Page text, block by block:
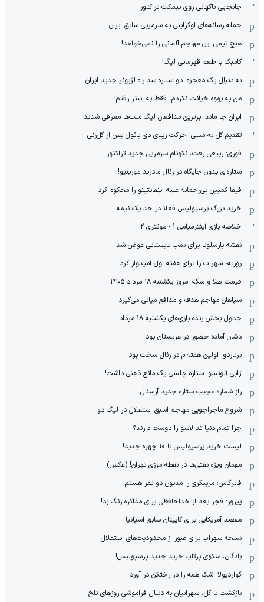
جابجایی ناگهانی روی نیمکت تراکتور
حمله رسانه‌های اوکراینی به سرمربی سابق ایران
هیچ‌ تیمی این مهاجم آلمانی را نمی‌خواهد!
کامبک با طعم قهرمانی لیگ!
به دنبال یک معجزه: دو ستاره سد راه لژیونر جدید ایران
من به یووه خیانت نکردم، فقط به اینتر رفتم!
ایران جا ماند: برترین مدافعان لیگ ملت‌ها معرفی شدند
تقدیم گل به مسی؛ حرکت زیبای دی پائول پس از گل‌زنی
فوری: ربیعی رفت، نکونام سرمربی جدید تراکتور
ستاره‌ای بدون جایگاه در رئال مادرید مورینیو!
فیفا کمپین بی‌رحمانه علیه اینفانتینو را محکوم کرد
خرید بزرگ پرسپولیس فعلا در حد یک نیمه
خلاصه بازی اینترمیامی 1 - مونتری 2
نقشه بارسلونا برای بمب تابستانی عوض شد
روزبه، سهراب را برای هفته اول امیدوار کرد
قیمت طلا و سکه امروز یکشنبه ۱۸ مرداد ۱۴۰۵
سپاهان مهاجم هدف و مدافع میانی می‌گیرد
جدول پخش زنده بازی‌های یکشنبه 18 مرداد
دشان آماده حضور در عربستان بود
برناردو: اولین هفته‌ام در رئال سخت بود
ژابی آلونسو: ستاره چلسی یک مانع ذهنی داشت!
راز شماره عجیب ستاره جدید آرسنال
شروع ماجراجویی مهاجم اسبق استقلال در لیگ دو
چرا تمام دنیا تد لاسو را دوست دارند؟
لیست خرید پرسپولیس با 10 چهره جدید!
مهمان‌ ویژه نفتی‌ها در نقطه مرزی تهران! (عکس)
فابرگاس: مربیگری را مدیون دو نفر هستم
پیروز: فجر بعد از خداحافظی برای مذاکره زنگ زد!
مقصد آمریکایی برای کاپیتان سابق اسپانیا
نسخه سهراب برای عبور از محدودیت‌های استقلال
پادگان، سکوی پرتاب خرید جدید پرسپولیس!
گواردیولا اشک همه را در رختکن در آورد
بازگشت با گل، سهرابیان به دنبال فراموشی روزهای تلخ